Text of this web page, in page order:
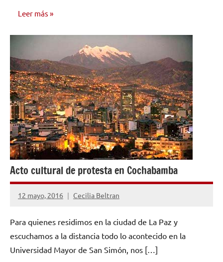
Leer más
Acto cultural de protesta en Cochabamba
12 mayo, 2016 Cecilia Beltran
2
Para quienes residimos en la ciudad de La Paz y
escuchamos a la distancia todo lo acontecido en la
Universidad Mayor de San Simón, nos […]